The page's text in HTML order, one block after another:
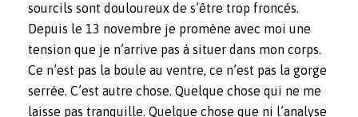
sourcils sont douloureux de s’être trop froncés.
Depuis le 13 novembre je promène avec moi une
tension que je n’arrive pas à situer dans mon corps.
Ce n’est pas la boule au ventre, ce n’est pas la gorge
serrée. C’est autre chose. Quelque chose qui ne me
laisse pas tranquille. Quelque chose que ni l’analyse